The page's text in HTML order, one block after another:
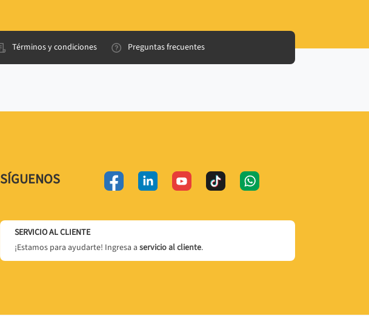
Términos y condiciones Preguntas frecuentes
SÍGUENOS
SERVICIO AL CLIENTE
¡Estamos para ayudarte! Ingresa a servicio al cliente.